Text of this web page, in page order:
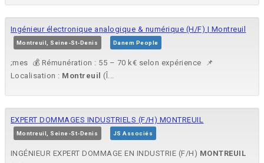
Ingénieur électronique analogique & numérique (H/F) | Montreuil
Montreuil, Seine-St-Denis Danem People
;mes 💰 Rémunération : 55 – 70 k€ selon expérience 📌
Localisation : Montreuil (Î...
EXPERT DOMMAGES INDUSTRIELS (F/H) MONTREUIL
Montreuil, Seine-St-Denis JS Associés
INGÉNIEUR EXPERT DOMMAGE EN INDUSTRIE (F/H) MONTREUIL